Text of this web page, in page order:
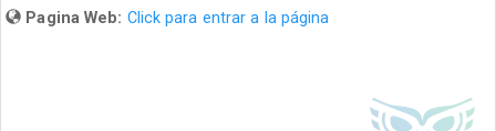
Pagina Web: Click para entrar a la página